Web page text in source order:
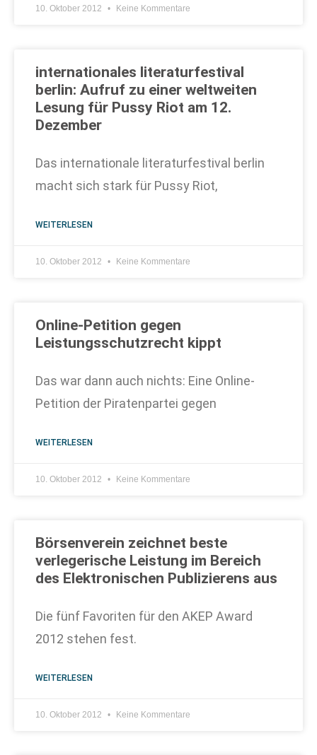
10. Oktober 2012 Keine Kommentare
internationales literaturfestival
berlin: Aufruf zu einer weltweiten
Lesung für Pussy Riot am 12.
Dezember
Das internationale literaturfestival berlin
macht sich stark für Pussy Riot,
WEITERLESEN
10. Oktober 2012 Keine Kommentare
Online-Petition gegen
Leistungsschutzrecht kippt
Das war dann auch nichts: Eine Online-
Petition der Piratenpartei gegen
WEITERLESEN
10. Oktober 2012 Keine Kommentare
Börsenverein zeichnet beste
verlegerische Leistung im Bereich
des Elektronischen Publizierens aus
Die fünf Favoriten für den AKEP Award
2012 stehen fest.
WEITERLESEN
10. Oktober 2012 Keine Kommentare